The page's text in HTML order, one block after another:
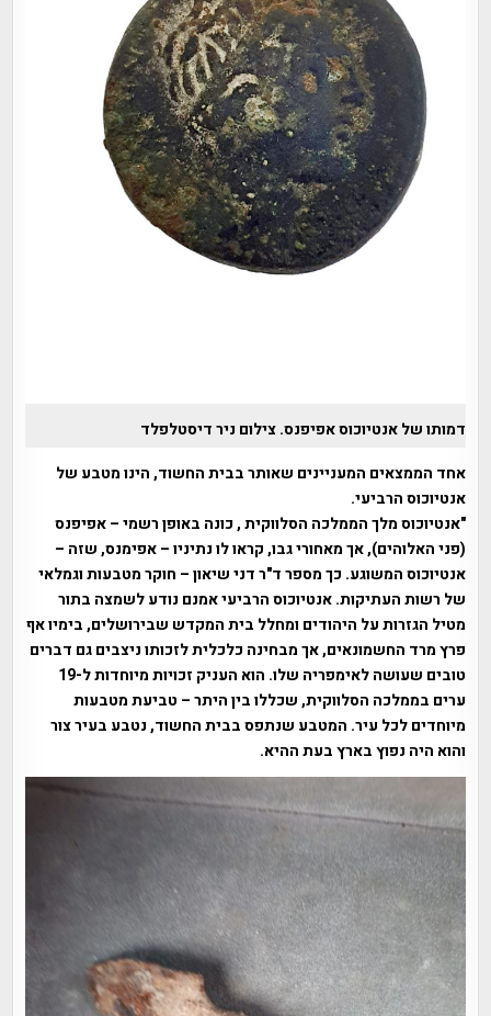
דמותו של אנטיוכוס אפיפנס. צילום ניר דיסטלפלד
אחד הממצאים המעניינים שאותר בבית החשוד, הינו מטבע של
אנטיוכוס הרביעי.
"אנטיוכוס מלך הממלכה הסלווקית , כונה באופן רשמי – אפיפנס
(פני האלוהים), אך מאחורי גבו, קראו לו נתיניו – אפימנס, שזה –
אנטיוכוס המשוגע. כך מספר ד"ר דני שיאון – חוקר מטבעות וגמלאי
של רשות העתיקות. אנטיוכוס הרביעי אמנם נודע לשמצה בתור
מטיל הגזרות על היהודים ומחלל בית המקדש שבירושלים, בימיו אף
פרץ מרד החשמונאים, אך מבחינה כלכלית לזכותו ניצבים גם דברים
טובים שעושה לאימפריה שלו. הוא העניק זכויות מיוחדות ל-19
ערים בממלכה הסלווקית, שכללו בין היתר – טביעת מטבעות
מיוחדים לכל עיר. המטבע שנתפס בבית החשוד, נטבע בעיר צור
והוא היה נפוץ בארץ בעת ההיא.